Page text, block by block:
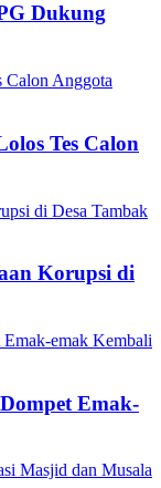
Dukung
Tes Calon
Korupsi di
Emak-